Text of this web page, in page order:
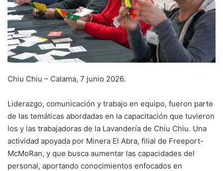
Chiu Chiu – Calama, 7 junio 2026.
Liderazgo, comunicación y trabajo en equipo, fueron parte
de las temáticas abordadas en la capacitación que tuvieron
los y las trabajadoras de la Lavandería de Chiu Chiu. Una
actividad apoyada por Minera El Abra, filial de Freeport-
McMoRan, y que busca aumentar las capacidades del
personal, aportando conocimientos enfocados en